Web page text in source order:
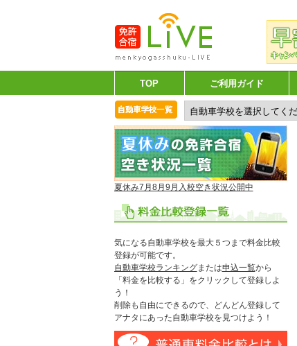
TOP ご利用ガイド
夏休み7月8月9月入校空き状況公開中
気になる自動車学校を最大５つまで料金比較
登録が可能です。
自動車学校ランキングまたは申込一覧から
「料金を比較する」をクリックして登録しよ
う！
削除も自由にできるので、どんどん登録して
アナタにあった自動車学校を見つけよう！